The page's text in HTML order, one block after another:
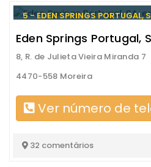
5 - EDEN SPRINGS PORTUGAL,
Eden Springs Portugal,
8, R. de Julieta Vieira Miranda 7
4470-558 Moreira
Ver número de
32 comentários